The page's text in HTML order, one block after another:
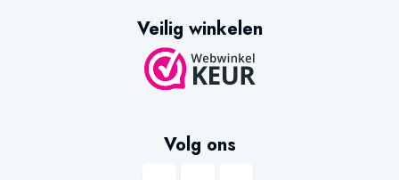
Veilig winkelen
Volg ons